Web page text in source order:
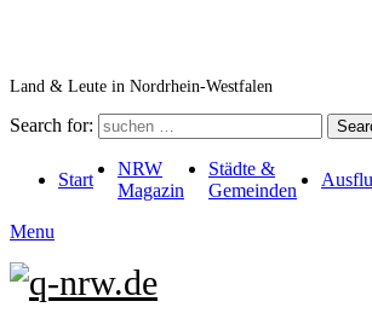
Land & Leute in Nordrhein-Westfalen
Search for:
Start
NRW
Magazin
Städte &
Gemeinden
Menu